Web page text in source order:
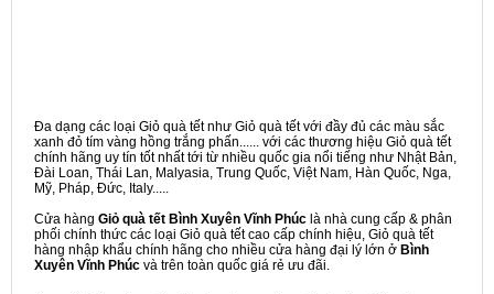
Đa dạng các loại Giỏ quà tết như Giỏ quà tết với đầy đủ các màu sắc
xanh đỏ tím vàng hồng trắng phấn...... với các thương hiệu Giỏ quà tết
chính hãng uy tín tốt nhất tới từ nhiều quốc gia nổi tiếng như Nhật Bản,
Đài Loan, Thái Lan, Malyasia, Trung Quốc, Việt Nam, Hàn Quốc, Nga,
Mỹ, Pháp, Đức, Italy.....
Cửa hàng Giỏ quà tết Bình Xuyên Vĩnh Phúc là nhà cung cấp & phân
phối chính thức các loại Giỏ quà tết cao cấp chính hiệu, Giỏ quà tết
hàng nhập khẩu chính hãng cho nhiều cửa hàng đại lý lớn ở Bình
Xuyên Vĩnh Phúc và trên toàn quốc giá rẻ ưu đãi.